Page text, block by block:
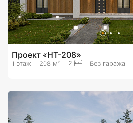
Проект «HT-208»
1 этаж 208 м 2 2 Без гаража